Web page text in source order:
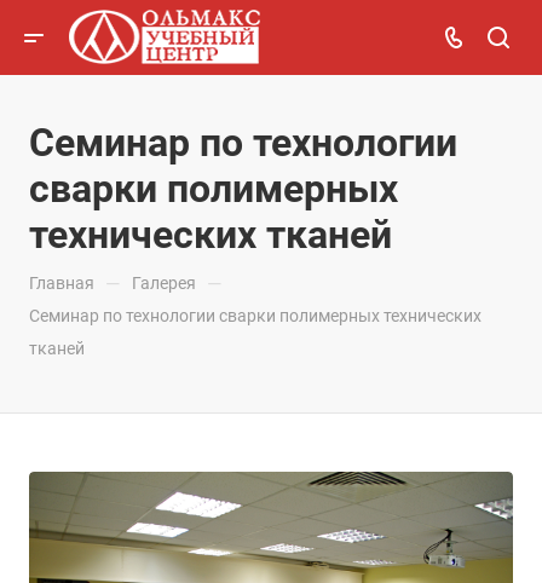
Семинар по технологии
сварки полимерных
технических тканей
Главная — Галерея —
Семинар по технологии сварки полимерных технических
тканей